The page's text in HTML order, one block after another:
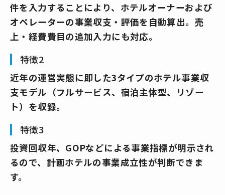
件を入力することにより、ホテルオーナーおよび
オペレーターの事業収支・評価を自動算出。売
上・経費費目の追加入力にも対応。
特徴2
近年の運営実態に即した3タイプのホテル事業収
支モデル（フルサービス、宿泊主体型、リゾー
ト）を収録。
特徴3
投資回収年、GOPなどによる事業指標が明示され
るので、計画ホテルの事業成立性が判断できま
す。